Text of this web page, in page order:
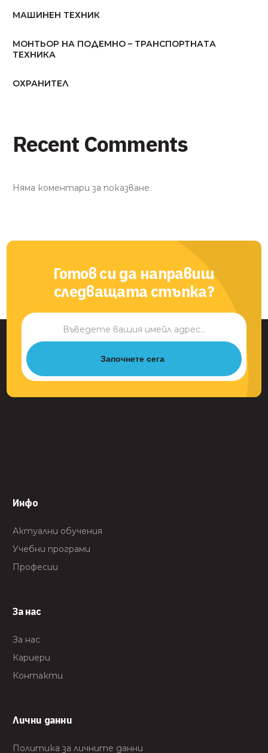
МАШИНЕН ТЕХНИК
МОНТЬОР НА ПОДЕМНО – ТРАНСПОРТНАТА
ТЕХНИКА
ОХРАНИТЕЛ
Recent Comments
Няма коментари за показване.
Готов си да направиш
следващата стъпка?
Започнете сега
Инфо
Актуални обучения
Учебни програми
Професии
За нас
За нас
Кариери
Контакти
Лични данни
Политика за личните данни